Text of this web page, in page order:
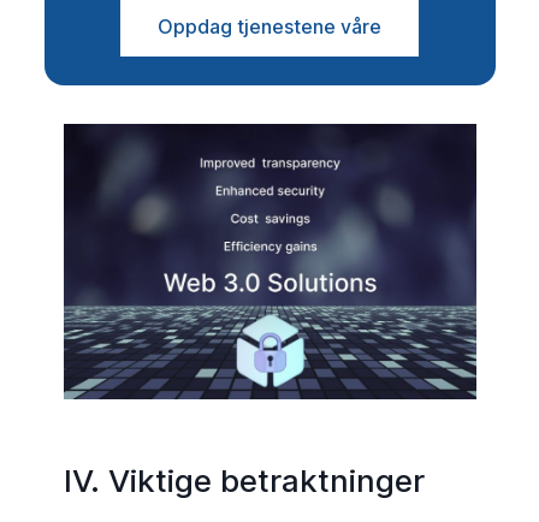
Oppdag tjenestene våre
IV. Viktige betraktninger